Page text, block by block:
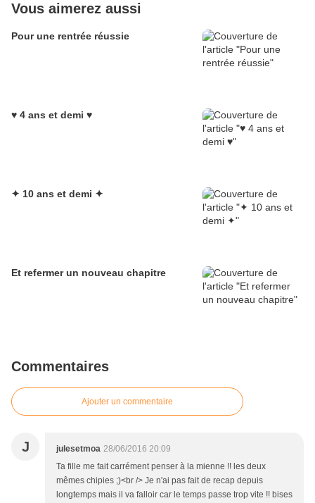
Vous aimerez aussi
Pour une rentrée réussie
♥ 4 ans et demi ♥
✦ 10 ans et demi ✦
Et refermer un nouveau chapitre
Commentaires
Ajouter un commentaire
J julesetmoa 28/06/2016 20:09
Ta fille me fait carrément penser à la mienne !! les deux
mêmes chipies ;)<br /> Je n'ai pas fait de recap depuis
longtemps mais il va falloir car le temps passe trop vite !! bises